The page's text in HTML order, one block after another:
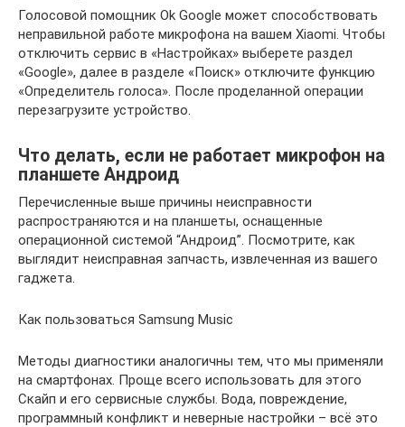
Голосовой помощник Ok Google может способствовать
неправильной работе микрофона на вашем Xiaomi. Чтобы
отключить сервис в «Настройках» выберете раздел
«Google», далее в разделе «Поиск» отключите функцию
«Определитель голоса». После проделанной операции
перезагрузите устройство.
Что делать, если не работает микрофон на
планшете Андроид
Перечисленные выше причины неисправности
распространяются и на планшеты, оснащенные
операционной системой “Андроид”. Посмотрите, как
выглядит неисправная запчасть, извлеченная из вашего
гаджета.
Как пользоваться Samsung Music
Методы диагностики аналогичны тем, что мы применяли
на смартфонах. Проще всего использовать для этого
Скайп и его сервисные службы. Вода, повреждение,
программный конфликт и неверные настройки – всё это